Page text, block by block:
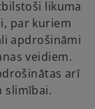
likuma
par kuriem
apdrošināmi
veidiem.
arī
slimībai.